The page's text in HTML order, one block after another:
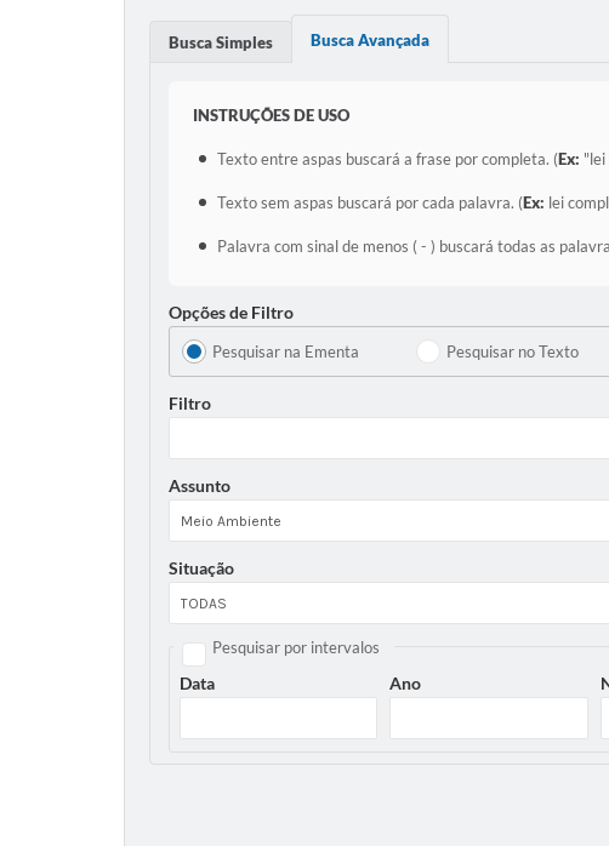
Busca Simples Busca Avançada
INSTRUÇÕES DE USO
Texto entre aspas buscará a frase por completa. (Ex:
Texto sem aspas buscará por cada palavra. (Ex: lei
Palavra com sinal de menos ( - ) buscará todas as
Opções de Filtro
Pesquisar na Ementa Pesquisar no Texto
Filtro
Assunto
Situação
Pesquisar por intervalos
Data Ano